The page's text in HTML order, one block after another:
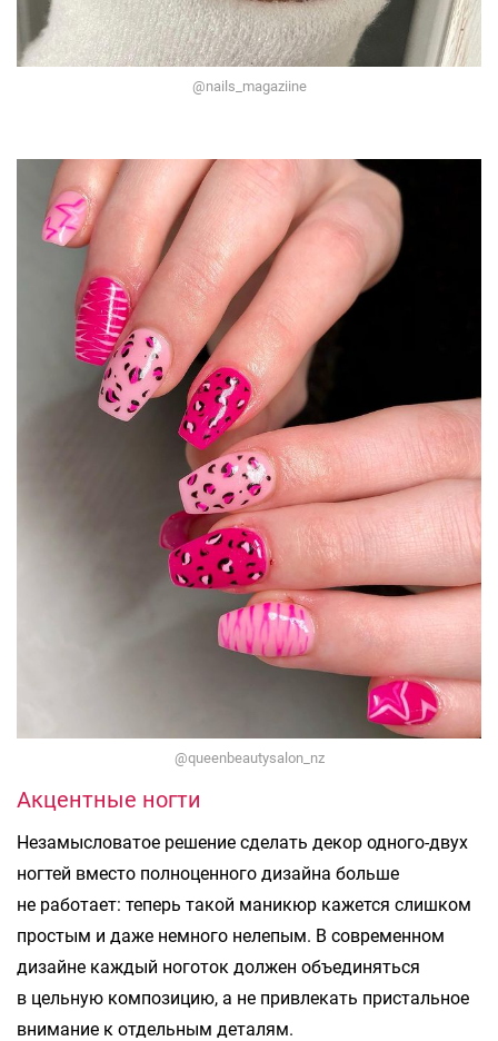
@nails_magaziine
@queenbeautysalon_nz
Акцентные ногти
Незамысловатое решение сделать декор одного-двух
ногтей вместо полноценного дизайна больше
не работает: теперь такой маникюр кажется слишком
простым и даже немного нелепым. В современном
дизайне каждый ноготок должен объединяться
в цельную композицию, а не привлекать пристальное
внимание к отдельным деталям.